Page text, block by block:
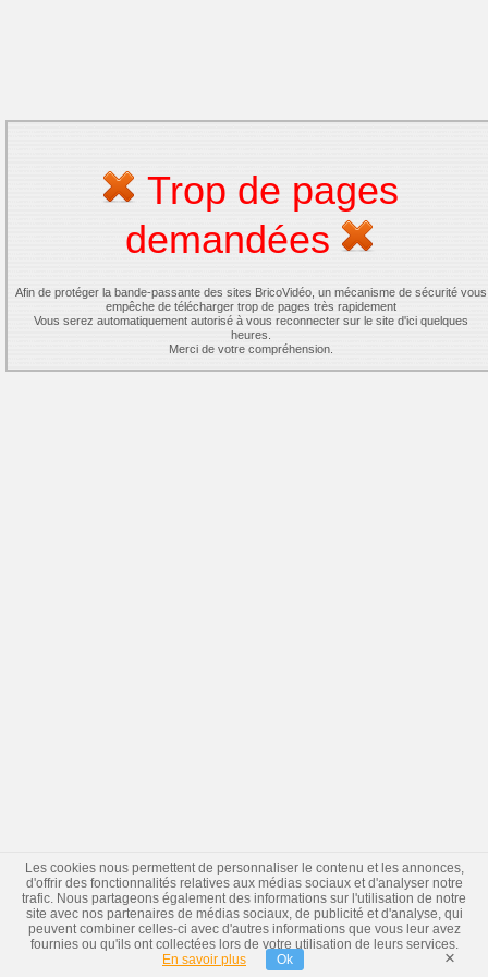
Trop de pages
demandées
Afin de protéger la bande-passante des sites BricoVidéo, un mécanisme de sécurité vous
empêche de télécharger trop de pages très rapidement
Vous serez automatiquement autorisé à vous reconnecter sur le site d'ici quelques
heures.
Merci de votre compréhension.
Les cookies nous permettent de personnaliser le contenu et les annonces,
d'offrir des fonctionnalités relatives aux médias sociaux et d'analyser notre
trafic. Nous partageons également des informations sur l'utilisation de notre
site avec nos partenaires de médias sociaux, de publicité et d'analyse, qui
peuvent combiner celles-ci avec d'autres informations que vous leur avez
fournies ou qu'ils ont collectées lors de votre utilisation de leurs services.
En savoir plus
Ok ×